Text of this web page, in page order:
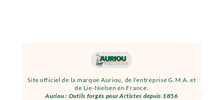
Site officiel de la marque Auriou, de l'entreprise G.M.A. et
de Lie-Nielsen en France.
Auriou : Outils forgés pour Artistes depuis 1856